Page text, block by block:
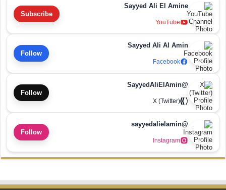
Sayyed Ali El Amine
YouTube
Subscribe
Sayyed Ali Al Amin
Facebook
Follow
@SayyedAliElAmin
X (Twitter)
Follow
@sayyedalielamin
Instagram
Follow